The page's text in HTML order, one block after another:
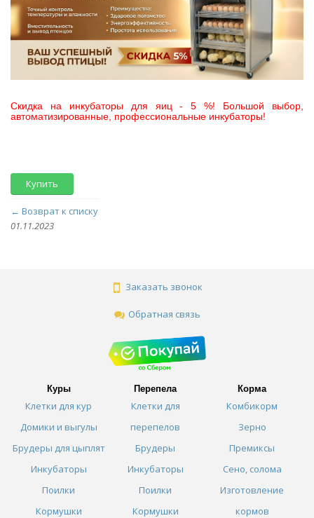
Скидка на инкубаторы для яиц - 5 %! Большой выбор,
автоматизированные, профессиональные инкубаторы!
Купить
← Возврат к списку
01.11.2023
Заказать звонок
Обратная связь
Куры
Клетки для кур
Домики и выгулы
Брудеры для цыплят
Инкубаторы
Поилки
Кормушки
Перепела
Клетки для
перепелов
Брудеры
Инкубаторы
Поилки
Кормушки
Корма
Комбикорм
Зерно
Премиксы
Сено, солома
Изготовление
кормов